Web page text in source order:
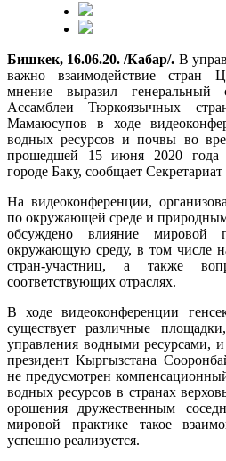
Бишкек, 16.06.20. /Кабар/. В
важно взаимодействие стран
мнение выразил генеральный
Ассамблеи Тюркоязычных
Мамаюсупов в ходе
водных ресурсов и почвы во
прошедшей 15 июня 2020 года
городе Баку, сообщает
На видеоконференции,
по окружающей среде и
обсуждено влияние мировой
окружающую среду, в том числе
стран-участниц, а также
соответствующих отраслях.
В ходе видеоконференции
существует различные
управления водными ресурсами,
президент Кыргызстана
не предусмотрен
водных ресурсов в странах
орошения дружественным
мировой практике такое
успешно реализуется.